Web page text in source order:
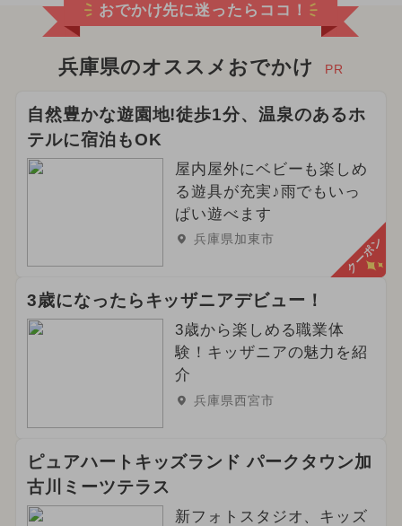
おでかけ先に迷ったらココ！
兵庫県のオススメおでかけ PR
自然豊かな遊園地!徒歩1分、温泉のあるホ
テルに宿泊もOK
屋内屋外にベビーも楽しめ
る遊具が充実♪雨でもいっ
ぱい遊べます
兵庫県加東市 クーポン
3歳になったらキッザニアデビュー！
3歳から楽しめる職業体
験！キッザニアの魅力を紹
介
兵庫県西宮市
ピュアハートキッズランド パークタウン加
古川ミーツテラス
新フォトスタジオ、キッズ